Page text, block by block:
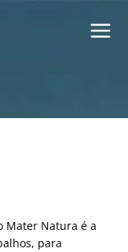
Mater Natura é a
para